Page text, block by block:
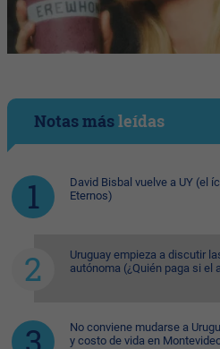
Notas másleídas
David Bisbal vuelve a UY (el
Eternos)
Uruguay empieza a discutir
autónoma (¿Quién paga si el
No conviene mudarse a
y costo de vida en